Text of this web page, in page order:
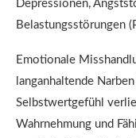
Depressionen,
Belastungsstörungen
Emotionale
langanhaltende
Selbstwertgefühl
Wahrnehmung und